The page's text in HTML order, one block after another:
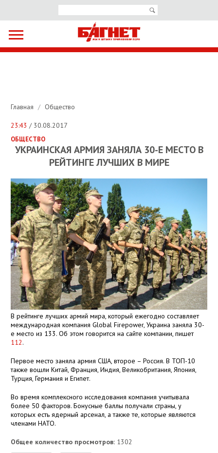
Главная / Общество
23:43 / 30.08.2017
ОБЩЕСТВО
УКРАИНСКАЯ АРМИЯ ЗАНЯЛА 30-Е МЕСТО В
РЕЙТИНГЕ ЛУЧШИХ В МИРЕ
В рейтинге лучших армий мира, который ежегодно составляет
международная компания Global Firepower, Украина заняла 30-
е место из 133. Об этом говорится на сайте компании, пишет
112.
Первое место заняла армия США, второе – Россия. В ТОП-10
также вошли Китай, Франция, Индия, Великобритания, Япония,
Турция, Германия и Египет.
Во время комплексного исследования компания учитывала
более 50 факторов. Бонусные баллы получали страны, у
которых есть ядерный арсенал, а также те, которые являются
членами НАТО.
Общее количество просмотров: 1302